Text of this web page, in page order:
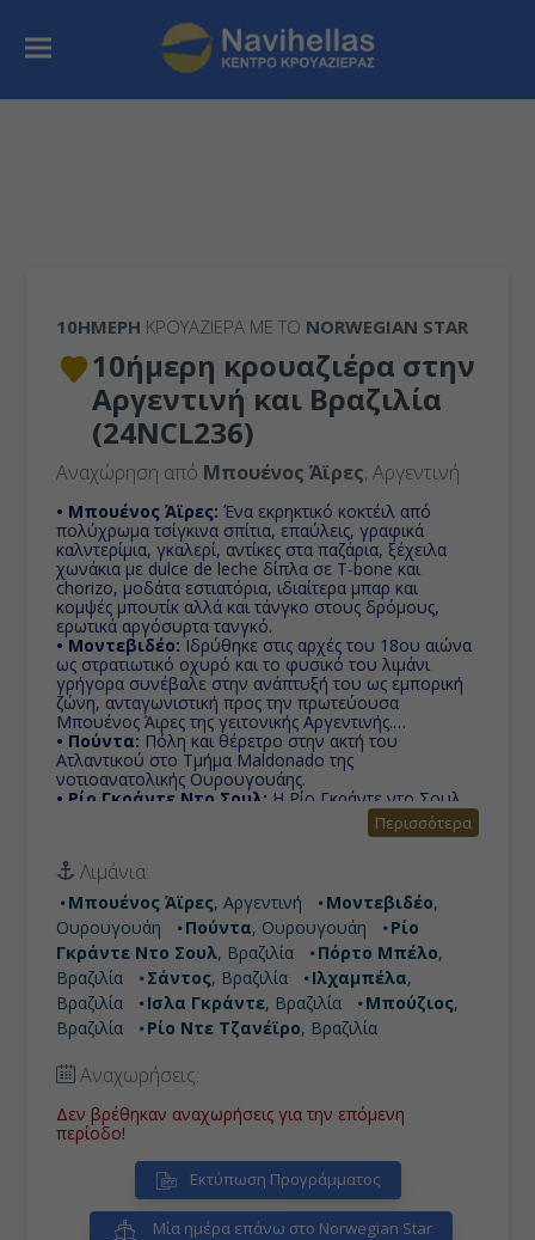
10ΉΜΕΡΗ ΚΡΟΥΑΖΙΕΡΑ ΜΕ ΤΟ NORWEGIAN STAR
10ήμερη κρουαζιέρα στην
Αργεντινή και Βραζιλία
(24NCL236)
Αναχώρηση από Μπουένος Άϊρες, Αργεντινή
• Μπουένος Άϊρες: Ένα εκρηκτικό κοκτέιλ από
πολύχρωμα τσίγκινα σπίτια, επαύλεις, γραφικά
καλντερίμια, γκαλερί, αντίκες στα παζάρια, ξέχειλα
χωνάκια με dulce de leche δίπλα σε T-bone και
chorizo, μοδάτα εστιατόρια, ιδιαίτερα μπαρ και
κομψές μπουτίκ αλλά και τάνγκο στους δρόμους,
ερωτικά αργόσυρτα τανγκό.
• Μοντεβιδέο: Ιδρύθηκε στις αρχές του 18ου αιώνα
ως στρατιωτικό οχυρό και το φυσικό του λιμάνι
γρήγορα συνέβαλε στην ανάπτυξή του ως εμπορική
ζώνη, ανταγωνιστική προς την πρωτεύουσα
Μπουένος Άιρες της γειτονικής Αργεντινής.
• Πούντα: Πόλη και θέρετρο στην ακτή του
Ατλαντικού στο Τμήμα Maldonado της
νοτιοανατολικής Ουρουγουάης.
• Ρίο Γκράντε Ντο Σουλ: Η Ρίο Γκράντε ντο Σουλ
είναι η νοτιότερη πολιτεία της Βραζιλίας, που
βρίσκεται στη Νότια Περιοχή της. Πρωτεύουσα της
πολιτείας είναι το Πόρτο Αλέγκρε. Στα βόρεια
συνορεύει με την πολιτεία Σάντα Καταρίνα, νότια με
την Ουρουγουάη και δυτικά με την Αργεντινή.
• Πόρτο Μπέλο:To Πόρτο Μπέλο - Porto Belo είναι
πόλη, λιμάνι και δήμος στην πολιτεία της Santa
Catarina στη νότια περιοχή της Βραζιλίας.
• Σάντος:
Το εμπόριο του καφέ είναι πολύ
σημαντικό για την πόλη και μπορείτε να το
διαπιστώσετε στο μουσείο του καφέ αλλά και από το
άγαλμα 12 μέτρων αφιερωμένο στους εργάτες που
μετέφεραν τόνους καφέ καθημερινά.
• Ιλχαμπέλα:Στα πορτογαλικά σημαίνει όμορφο
νησί, είναι το μεγαλύτερο νησί του ομώνυμου
αρχιπέλαγος και πόλη που βρίσκεται στον Ατλαντικό
Ωκεανό 4 μίλια ανοικτά των ακτών του Σάο Πάολο
στη Βραζιλία.
• Ισλα Γκράντε:To Isla Grande είναι ένα μικρό νησί
στην περιοχή Portobelo, επαρχία Colón, Παναμά, έξω
από την ακτή της Καραϊβικής. Οι περισσότεροι από
τους ανθρώπους που βρίσκονται στην πόλη είναι
Περισσότερα
Λιμάνια:
Μπουένος Άϊρες, Αργεντινή Μοντεβιδέο,
Ουρουγουάη
Πούντα, Ουρουγουάη
Ρίο
Γκράντε Ντο Σουλ, Βραζιλία Πόρτο Μπέλο,
Βραζιλία
Σάντος, Βραζιλία Ιλχαμπέλα,
Βραζιλία
Ισλα Γκράντε, Βραζιλία Μπούζιος,
Βραζιλία
Ρίο Ντε Τζανέϊρο, Βραζιλία
Αναχωρήσεις:
Δεν βρέθηκαν αναχωρήσεις για την επόμενη
περίοδο!
Εκτύπωση Προγράμματος
Μία ημέρα επάνω στο Norwegian Star